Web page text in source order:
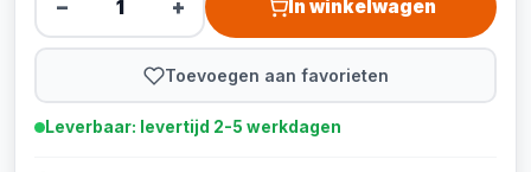
− + In winkelwagen
Toevoegen aan favorieten
Leverbaar: levertijd 2-5 werkdagen